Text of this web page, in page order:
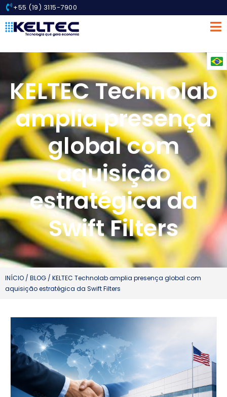
+55 (19) 3115-7900
KELTEC Technolab
amplia presença
global com
aquisição
estratégica da
Swift Filters
INÍCIO / BLOG / KELTEC Technolab amplia presença global com
aquisição estratégica da Swift Filters